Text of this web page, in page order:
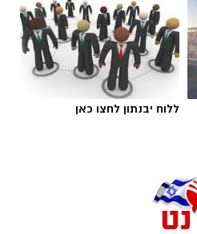
כאן
נחשף? צילומים מאירוע
נשמח שתשתפו
ללוח יבנתון לחצו כאן